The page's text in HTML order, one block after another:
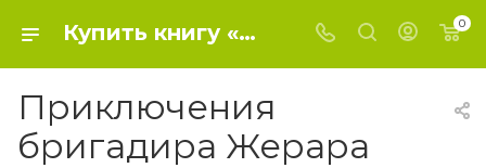
Купить книгу «Приключения бригадира Жерара» 2020 г. , Дойл А.К. - Не проставлена группа 0
Приключения
бригадира Жерара